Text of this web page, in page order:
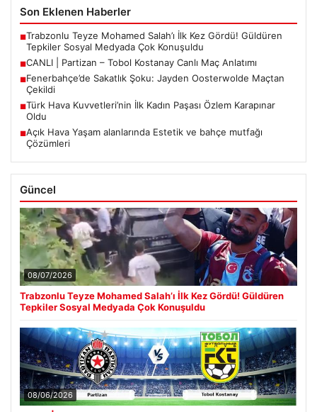
Son Eklenen Haberler
■Trabzonlu Teyze Mohamed Salah’ı İlk Kez Gördü! Güldüren
Tepkiler Sosyal Medyada Çok Konuşuldu
■CANLI | Partizan – Tobol Kostanay Canlı Maç Anlatımı
■Fenerbahçe’de Sakatlık Şoku: Jayden Oosterwolde Maçtan
Çekildi
■Türk Hava Kuvvetleri’nin İlk Kadın Paşası Özlem Karapınar
Oldu
■Açık Hava Yaşam alanlarında Estetik ve bahçe mutfağı
Çözümleri
Güncel
08/07/2026
Trabzonlu Teyze Mohamed Salah’ı İlk Kez Gördü! Güldüren
Tepkiler Sosyal Medyada Çok Konuşuldu
08/06/2026